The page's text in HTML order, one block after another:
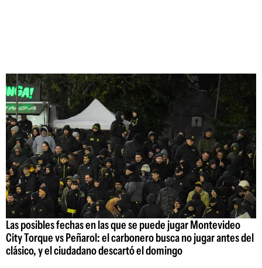
Las posibles fechas en las que se puede jugar Montevideo
City Torque vs Peñarol: el carbonero busca no jugar antes del
clásico, y el ciudadano descartó el domingo